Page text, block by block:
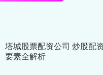
塔城股票配资公司 炒股配
要素全解析